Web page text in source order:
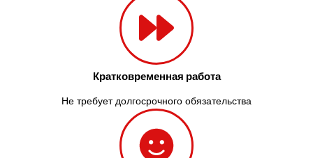
Кратковременная работа
Не требует долгосрочного обязательства